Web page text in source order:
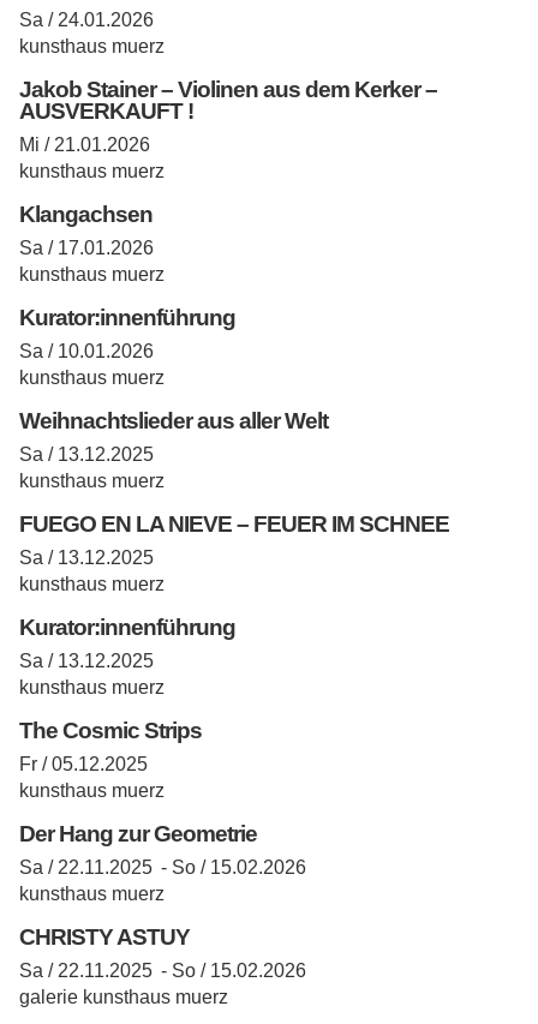
Sa / 24.01.2026
kunsthaus muerz
Jakob Stainer – Violinen aus dem Kerker –
AUSVERKAUFT !
Mi / 21.01.2026
kunsthaus muerz
Klangachsen
Sa / 17.01.2026
kunsthaus muerz
Kurator:innenführung
Sa / 10.01.2026
kunsthaus muerz
Weihnachtslieder aus aller Welt
Sa / 13.12.2025
kunsthaus muerz
FUEGO EN LA NIEVE – FEUER IM SCHNEE
Sa / 13.12.2025
kunsthaus muerz
Kurator:innenführung
Sa / 13.12.2025
kunsthaus muerz
The Cosmic Strips
Fr / 05.12.2025
kunsthaus muerz
Der Hang zur Geometrie
Sa / 22.11.2025 - So / 15.02.2026
kunsthaus muerz
CHRISTY ASTUY
Sa / 22.11.2025 - So / 15.02.2026
galerie kunsthaus muerz